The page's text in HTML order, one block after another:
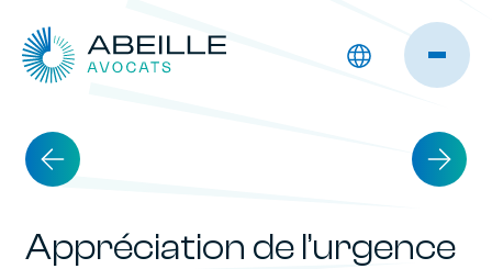
Appréciation de l’urgence